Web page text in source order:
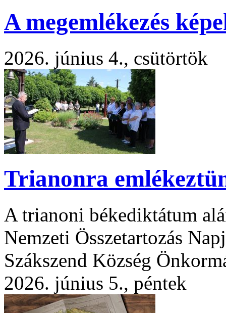
A megemlékezés
2026. június 4., csütörtök
Trianonra
A trianoni békediktátum
Nemzeti Összetartozás
Szákszend Község
2026. június 5., péntek